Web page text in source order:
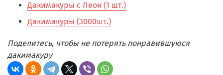
Дакимакуры с Леон (1 шт.)
Дакимакуры (3000шт.)
Поделитесь, чтобы не потерять понравившуюся
дакимакуру